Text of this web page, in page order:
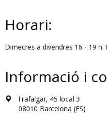
Horari:
Dimecres a divendres 16 - 19 h.
Informació i
Trafalgar, 45 local 3
08010 Barcelona (ES)